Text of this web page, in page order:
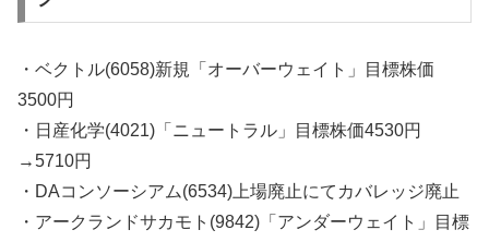
・ベクトル(6058)新規「オーバーウェイト」目標株価
3500円
・日産化学(4021)「ニュートラル」目標株価4530円
→5710円
・DAコンソーシアム(6534)上場廃止にてカバレッジ廃止
・アークランドサカモト(9842)「アンダーウェイト」目標